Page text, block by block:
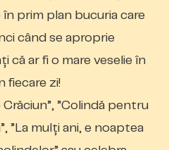
prim plan bucuria care
când se aproprie
că ar fi o mare veselie în
fiecare zi!
”Colindă pentru
”La mulți ani, e noaptea